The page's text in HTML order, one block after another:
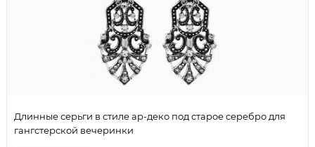
Длинные серьги в стиле ар-деко под старое серебро для
гангстерской вечеринки